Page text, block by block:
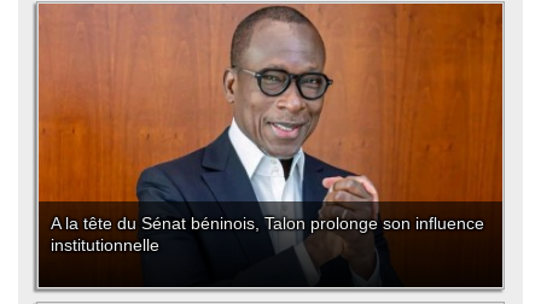
A la tête du Sénat béninois, Talon prolonge son influence
institutionnelle